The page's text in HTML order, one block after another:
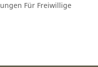
Für Freiwillige